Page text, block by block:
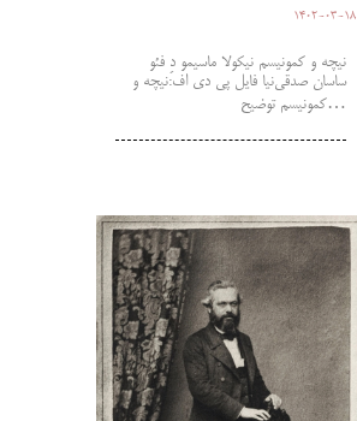
1402-03-18
نیچه و کمونیسم نیکولا ماسیمو دِ فئو
ساسان صدقی‌نیا فایل پی دی اف:نیچه و
کمونیسم توضیح…